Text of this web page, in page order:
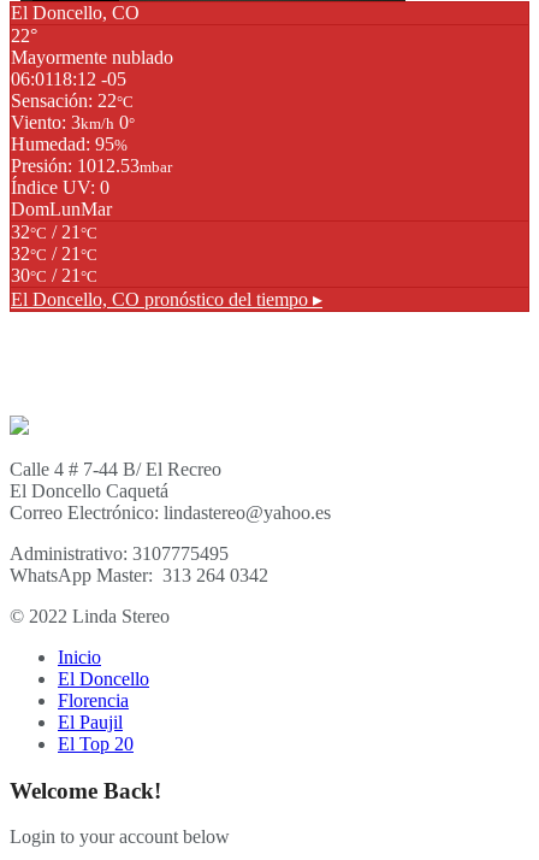
El Doncello, CO
22°
Mayormente nublado
06:0118:12 -05
Sensación: 22°C
Viento: 3km/h 0°
Humedad: 95%
Presión: 1012.53mbar
Índice UV: 0
DomLunMar
32°C / 21 °C
32°C / 21 °C
30°C / 21 °C
El Doncello, CO pronóstico del tiempo ▸
Calle 4 # 7-44 B/ El Recreo
El Doncello Caquetá
Correo Electrónico: lindastereo@yahoo.es
Administrativo: 3107775495
WhatsApp Master: 313 264 0342
© 2022 Linda Stereo
Inicio
El Doncello
Florencia
El Paujil
El Top 20
Welcome Back!
Login to your account below